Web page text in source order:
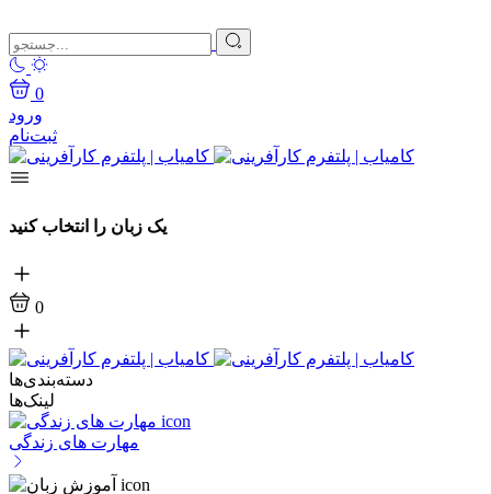
0
ورود
ثبت‌نام
یک زبان را انتخاب کنید
0
دسته‌بندی‌ها
لینک‌ها
مهارت های زندگی